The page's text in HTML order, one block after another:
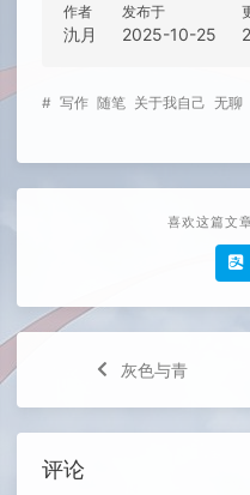
作者
氿月
发布于
2025-10-25
# 写作 随笔 关于我自己 无聊
喜欢这篇文
灰色与青
评论